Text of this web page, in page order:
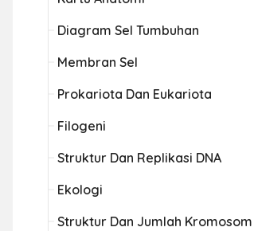
Diagram Sel Tumbuhan
Membran Sel
Prokariota Dan Eukariota
Filogeni
Struktur Dan Replikasi DNA
Ekologi
Struktur Dan Jumlah Kromosom